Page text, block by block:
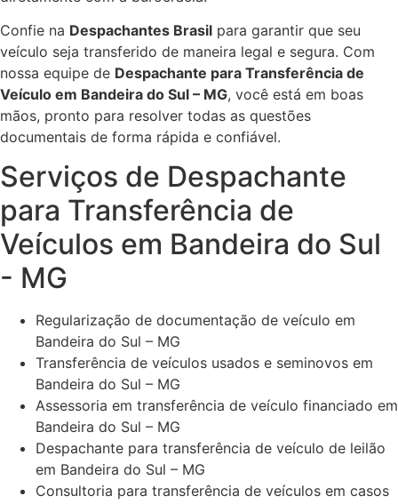
Confie na Despachantes Brasil para garantir que seu
veículo seja transferido de maneira legal e segura. Com
nossa equipe de Despachante para Transferência de
Veículo em Bandeira do Sul – MG, você está em boas
mãos, pronto para resolver todas as questões
documentais de forma rápida e confiável.
Serviços de Despachante
para Transferência de
Veículos em Bandeira do Sul
- MG
Regularização de documentação de veículo em
Bandeira do Sul – MG
Transferência de veículos usados e seminovos em
Bandeira do Sul – MG
Assessoria em transferência de veículo financiado em
Bandeira do Sul – MG
Despachante para transferência de veículo de leilão
em Bandeira do Sul – MG
Consultoria para transferência de veículos em casos